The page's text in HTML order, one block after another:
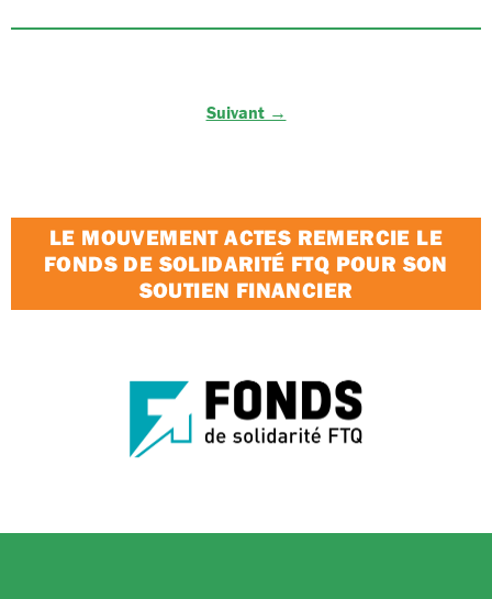
Suivant →
LE MOUVEMENT ACTES REMERCIE LE
FONDS DE SOLIDARITÉ FTQ POUR SON
SOUTIEN FINANCIER